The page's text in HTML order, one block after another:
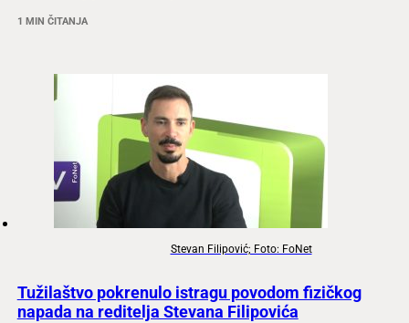
1 MIN ČITANJA
Stevan Filipović; Foto: FoNet
Tužilaštvo pokrenulo istragu povodom fizičkog
napada na reditelja Stevana Filipovića